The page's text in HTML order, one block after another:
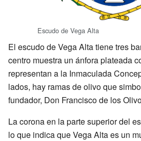
Escudo de Vega Alta
El escudo de Vega Alta tiene tres
centro muestra un ánfora plateada
representan a la Inmaculada
lados, hay ramas de olivo que
fundador, Don Francisco de los
La corona en la parte superior del
lo que indica que Vega Alta es un